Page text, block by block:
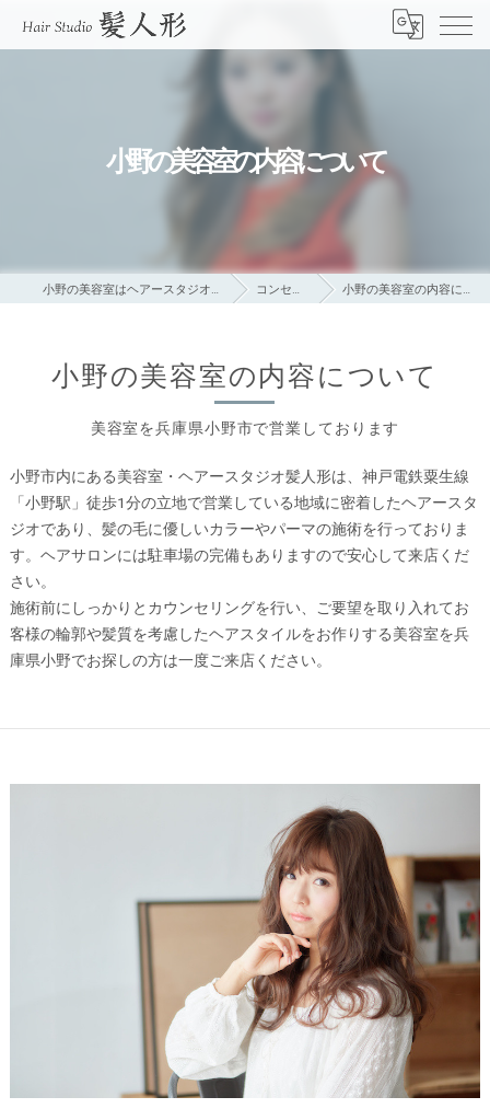
小野の美容室の内容について
小野の美容室はヘアースタジオ髪人形 コンセプト 小野の美容室の内容について
美容室を兵庫県小野市で営業しております
小野の美容室の内容について
小野市内にある美容室・ヘアースタジオ髪人形は、神戸電鉄粟生線
「小野駅」徒歩1分の立地で営業している地域に密着したヘアースタ
ジオであり、髪の毛に優しいカラーやパーマの施術を行っておりま
す。ヘアサロンには駐車場の完備もありますので安心して来店くだ
さい。
施術前にしっかりとカウンセリングを行い、ご要望を取り入れてお
客様の輪郭や髪質を考慮したヘアスタイルをお作りする美容室を兵
庫県小野でお探しの方は一度ご来店ください。